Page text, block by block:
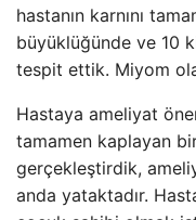
hastanın karnını
büyüklüğünde ve 10
tespit ettik. Miyom
Hastaya ameliyat
tamamen kaplayan
gerçekleştirdik,
anda yataktadır.